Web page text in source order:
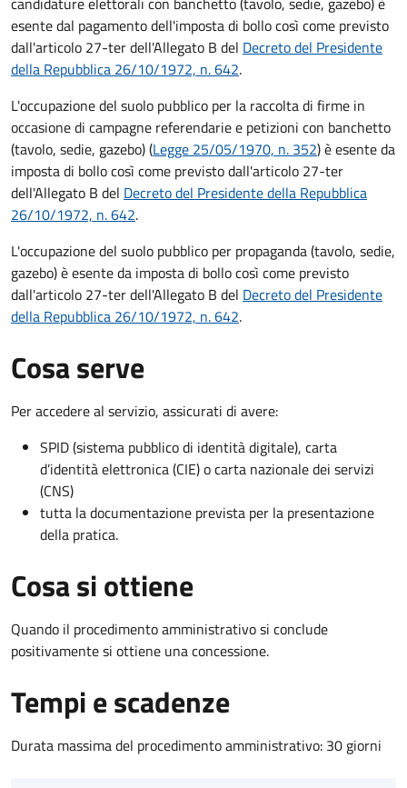
esente dal pagamento dell'imposta di bollo così come previsto
dall'articolo 27-ter dell'Allegato B del Decreto del Presidente
della Repubblica 26/10/1972, n. 642.
L'occupazione del suolo pubblico per la raccolta di firme in
occasione di campagne referendarie e petizioni con banchetto
(tavolo, sedie, gazebo) (Legge 25/05/1970, n. 352) è esente da
imposta di bollo così come previsto dall'articolo 27-ter
dell'Allegato B del Decreto del Presidente della Repubblica
26/10/1972, n. 642.
L'occupazione del suolo pubblico per propaganda (tavolo, sedie,
gazebo) è esente da imposta di bollo così come previsto
dall'articolo 27-ter dell'Allegato B del Decreto del Presidente
della Repubblica 26/10/1972, n. 642.
Cosa serve
Per accedere al servizio, assicurati di avere:
SPID (sistema pubblico di identità digitale), carta
d’identità elettronica (CIE) o carta nazionale dei servizi
(CNS)
tutta la documentazione prevista per la presentazione
della pratica.
Cosa si ottiene
Quando il procedimento amministrativo si conclude
positivamente si ottiene una concessione.
Tempi e scadenze
Durata massima del procedimento amministrativo: 30 giorni